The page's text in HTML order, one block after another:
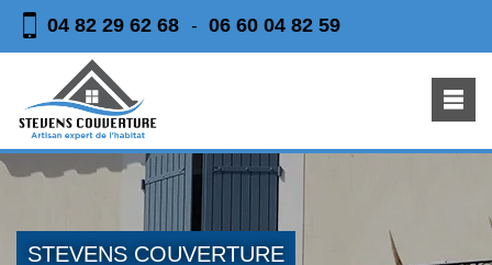
04 82 29 62 68 - 06 60 04 82 59
STEVENS COUVERTURE